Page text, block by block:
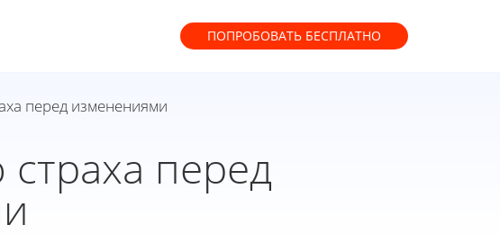
ПОПРОБОВАТЬ БЕСПЛАТНО
перед изменениями
перед